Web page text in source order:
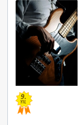
9.
YIL